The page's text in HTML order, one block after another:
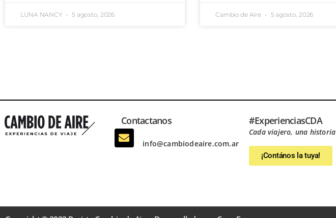
LUNA NANCY 5 agosto, 2026 Cambio de Aire 5 agosto, 2026
Contactanos
info@cambiodeaire.com.ar
#ExperienciasCDA
Cada viajero, una historia
¡Contános la tuya!